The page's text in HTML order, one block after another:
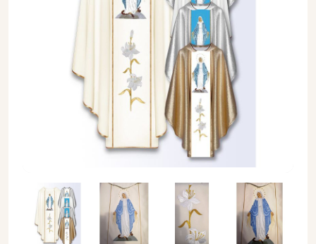
Ornat maryjny Matka Boża Niepokalana (M16) - Ornaty